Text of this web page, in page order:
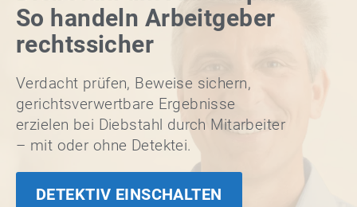
So handeln Arbeitgeber
rechtssicher
Verdacht prüfen, Beweise sichern,
gerichtsverwertbare Ergebnisse
erzielen bei Diebstahl durch Mitarbeiter
– mit oder ohne Detektei.
DETEKTIV EINSCHALTEN